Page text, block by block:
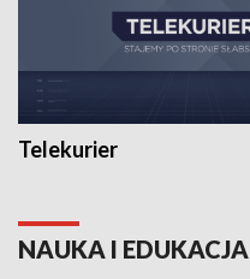
Telekurier
NAUKA I EDUKACJA